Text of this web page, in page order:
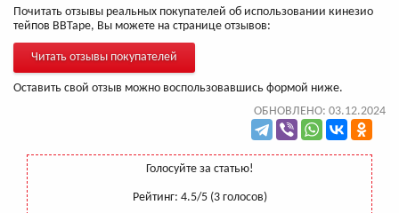
Почитать отзывы реальных покупателей об использовании кинезио
тейпов BBTape, Вы можете на странице отзывов:
Читать отзывы покупателей
Оставить свой отзыв можно воспользовавшись формой ниже.
ОБНОВЛЕНО: 03.12.2024
Голосуйте за статью!
Рейтинг: 4.5/5 (3голосов)